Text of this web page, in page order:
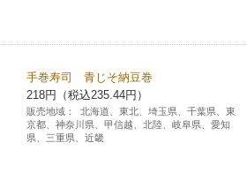
舗限定）
アリング（店舗限定）
シェアリング（店舗限定）
手巻寿司 青じそ納豆巻
218円（税込235.44円）
販売地域：
北海道、東北、埼玉県、千葉県、東
京都、神奈川県、甲信越、北陸、岐阜県、愛知
県、三重県、近畿